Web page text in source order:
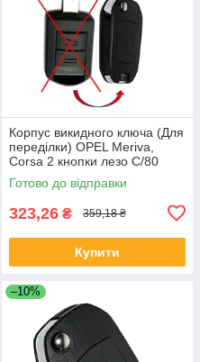
Корпус викидного ключа (Для
переділки) OPEL Meriva,
Corsa 2 кнопки лезо С/80
Готово до відправки
323,26 ₴ 359,18 ₴
Купити
–10%